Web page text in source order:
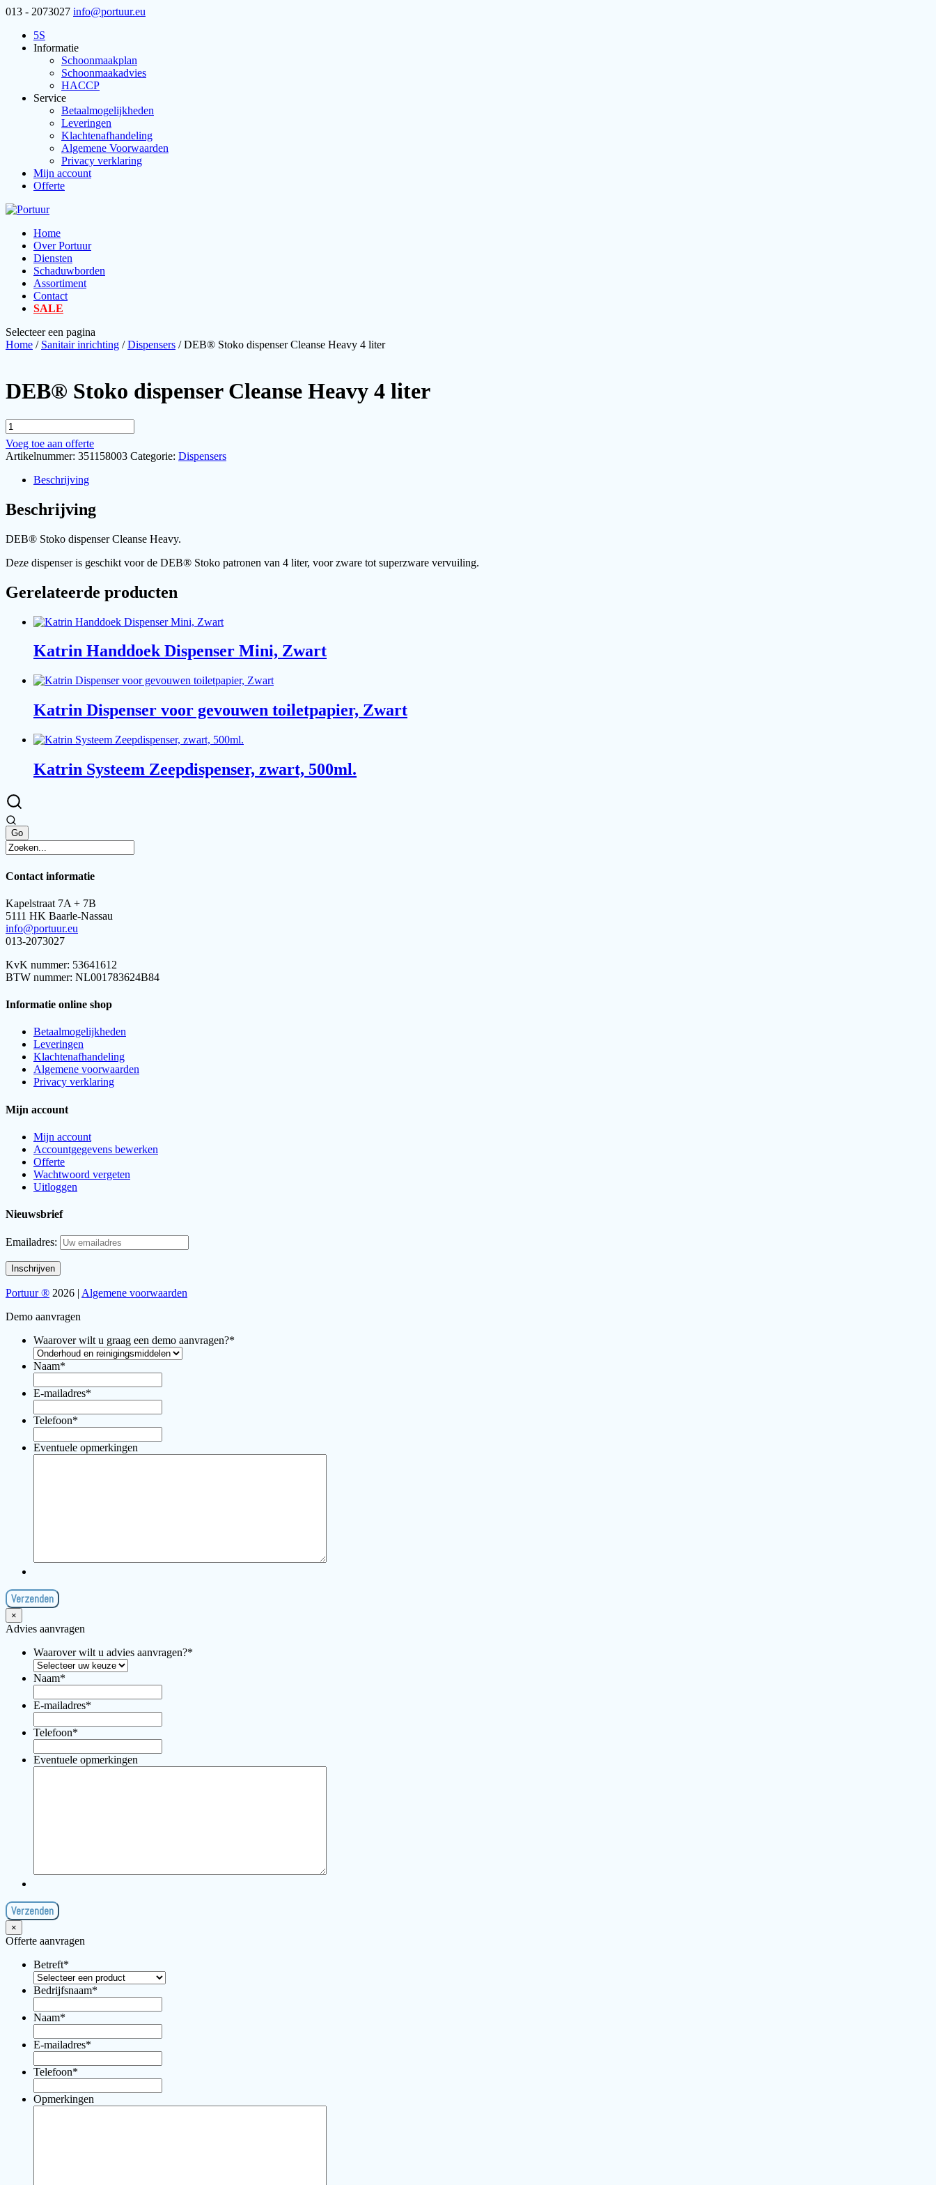
013 - 2073027 info@portuur.eu
5S
Informatie
Schoonmaakplan
Schoonmaakadvies
HACCP
Service
Betaalmogelijkheden
Leveringen
Klachtenafhandeling
Algemene Voorwaarden
Privacy verklaring
Mijn account
Offerte
Home
Over Portuur
Diensten
Schaduwborden
Assortiment
Contact
SALE
Selecteer een pagina
Home / Sanitair inrichting /Dispensers / DEB® Stoko dispenser Cleanse Heavy 4 liter
DEB® Stoko dispenser Cleanse Heavy 4 liter
DEB®
Stoko
dispenser
Cleanse
Heavy
aantal
Voeg toe aan offerte
Artikelnummer: 351158003 Categorie: Dispensers
Beschrijving
Beschrijving
DEB® Stoko dispenser Cleanse Heavy.
Deze dispenser is geschikt voor de DEB® Stoko patronen van 4 liter, voor zware tot superzware vervuiling.
Gerelateerde producten
Katrin Handdoek Dispenser Mini, Zwart
Katrin Dispenser voor gevouwen toiletpapier, Zwart
Katrin Systeem Zeepdispenser, zwart, 500ml.
Contact informatie
Kapelstraat 7A + 7B
5111 HK Baarle-Nassau
info@portuur.eu
013-2073027
KvK nummer: 53641612
BTW nummer: NL001783624B84
Informatie online shop
Betaalmogelijkheden
Leveringen
Klachtenafhandeling
Algemene voorwaarden
Privacy verklaring
Mijn account
Mijn account
Accountgegevens bewerken
Offerte
Wachtwoord vergeten
Uitloggen
Nieuwsbrief
Emailadres:
Portuur ® 2026 | Algemene voorwaarden
Demo aanvragen
Waarover wilt u graag een demo aanvragen?*
Naam*
E-mailadres*
Telefoon*
Eventuele opmerkingen
×
Advies aanvragen
Waarover wilt u advies aanvragen?*
Naam*
E-mailadres*
Telefoon*
Eventuele opmerkingen
×
Offerte aanvragen
Betreft*
Bedrijfsnaam*
Naam*
E-mailadres*
Telefoon*
Opmerkingen